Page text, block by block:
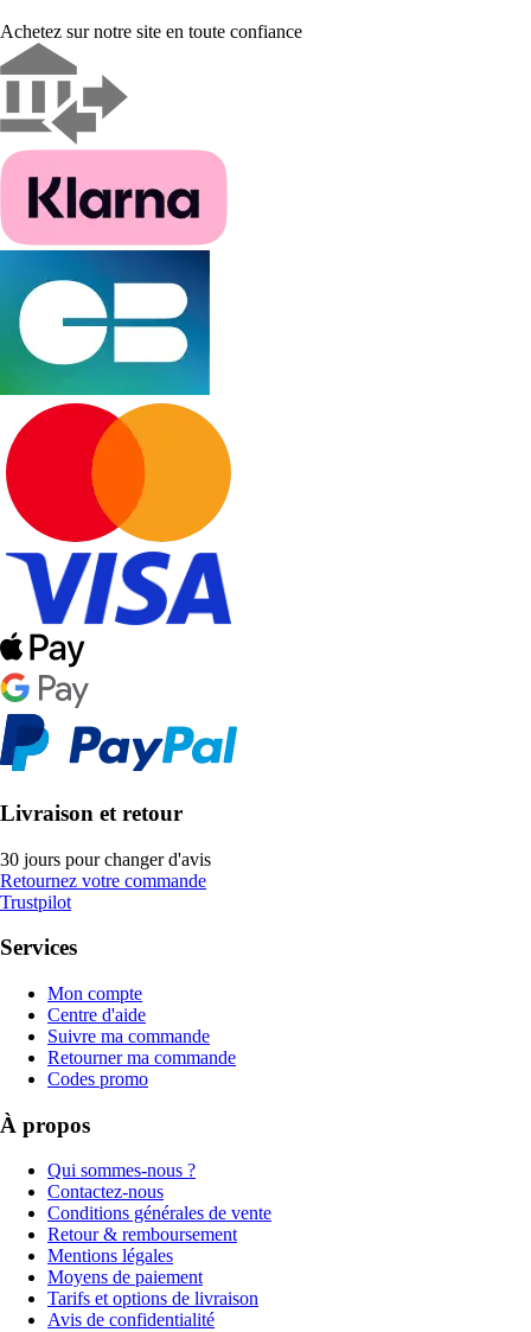
Achetez sur notre site en toute confiance
Livraison et retour
30 jours pour changer d'avis
Retournez votre commande
Trustpilot
Services
Mon compte
Centre d'aide
Suivre ma commande
Retourner ma commande
Codes promo
À propos
Qui sommes-nous ?
Contactez-nous
Conditions générales de vente
Retour & remboursement
Mentions légales
Moyens de paiement
Tarifs et options de livraison
Avis de confidentialité